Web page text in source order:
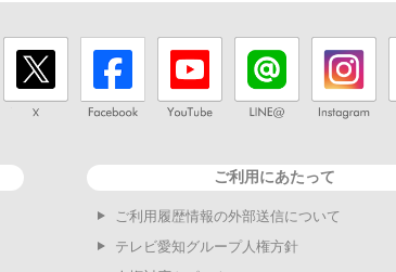
ご利用にあたって
ご利用履歴情報の外部送信について
テレビ愛知グループ人権方針